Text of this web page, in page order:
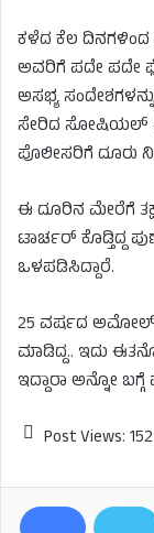
ಕಳೆದ ಕೆಲ ದಿನಗಳಿಂದ
ಅವರಿಗೆ ಪದೇ ಪದೇ
ಅಸಭ್ಯ
ಸೇರಿದ ಸೋಷಿಯಲ್
ಪೊಲೀಸರಿಗೆ ದೂರು
ಈ ದೂರಿನ ಮೇರೆಗೆ
ಟಾರ್ಚರ್​ ಕೊಡ್ತಿದ್ದ
ಒಳಪಡಿಸಿದ್ದಾರೆ.
25 ವರ್ಷದ ಅಮೋಲ್
ಮಾಡಿದ್ದ.. ಇದು
ಇದ್ದಾರಾ ಅನ್ನೋ
Post Views: 152